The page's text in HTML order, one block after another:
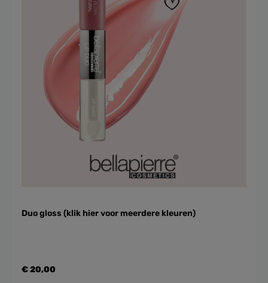
Duo gloss (klik hier voor meerdere kleuren)
€ 20,00